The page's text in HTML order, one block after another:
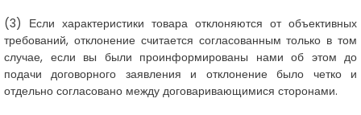
(3) Если характеристики товара отклоняются от объективных
требований, отклонение считается согласованным только в том
случае, если вы были проинформированы нами об этом до
подачи договорного заявления и отклонение было четко и
отдельно согласовано между договаривающимися сторонами.